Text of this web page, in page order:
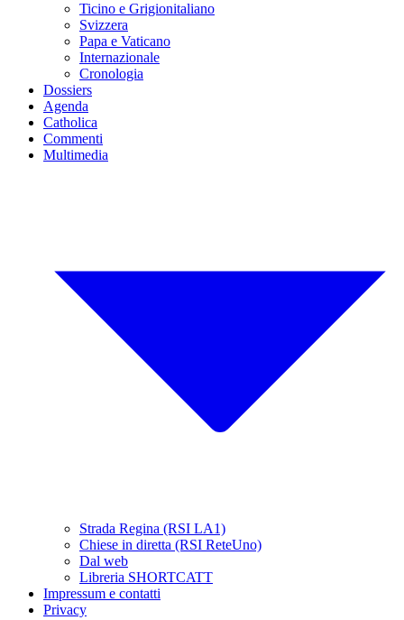
Ticino e Grigionitaliano
Svizzera
Papa e Vaticano
Internazionale
Cronologia
Dossiers
Agenda
Catholica
Commenti
Multimedia
Strada Regina (RSI LA1)
Chiese in diretta (RSI ReteUno)
Dal web
Libreria SHORTCATT
Impressum e contatti
Privacy